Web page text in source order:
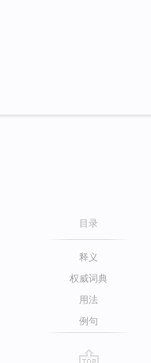
目录
释义
权威词典
用法
例句